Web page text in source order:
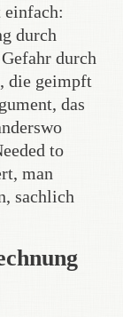
einfach:
durch
durch
die geimpft
das
to
man
sachlich